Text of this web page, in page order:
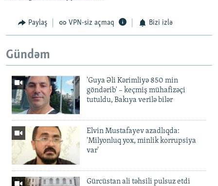
Paylaş VPN-siz açmaq Bizi izlə
Gündəm
'Guya Əli Kərimliyə 850 min
göndərib' – keçmiş mühafizəçi
tutuldu, Bakıya verilə bilər
Elvin Mustafayev azadlıqda:
'Milyonluq yox, minlik korrupsiya
var'
Gürcüstan ali təhsili pulsuz etdi